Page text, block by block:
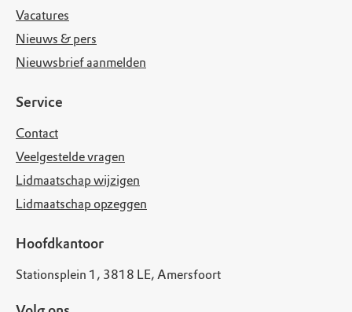
Vacatures
Nieuws & pers
Nieuwsbrief aanmelden
Service
Contact
Veelgestelde vragen
Lidmaatschap wijzigen
Lidmaatschap opzeggen
Hoofdkantoor
Stationsplein 1, 3818 LE, Amersfoort